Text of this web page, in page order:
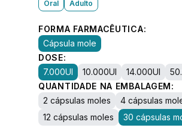
Oral Adulto
FORMA FARMACÊUTICA:
Cápsula mole
DOSE:
7.000UI
10.000UI 14.000UI
QUANTIDADE NA EMBALAGEM:
2 cápsulas moles
4 cápsulas
12 cápsulas moles
30 cápsulas